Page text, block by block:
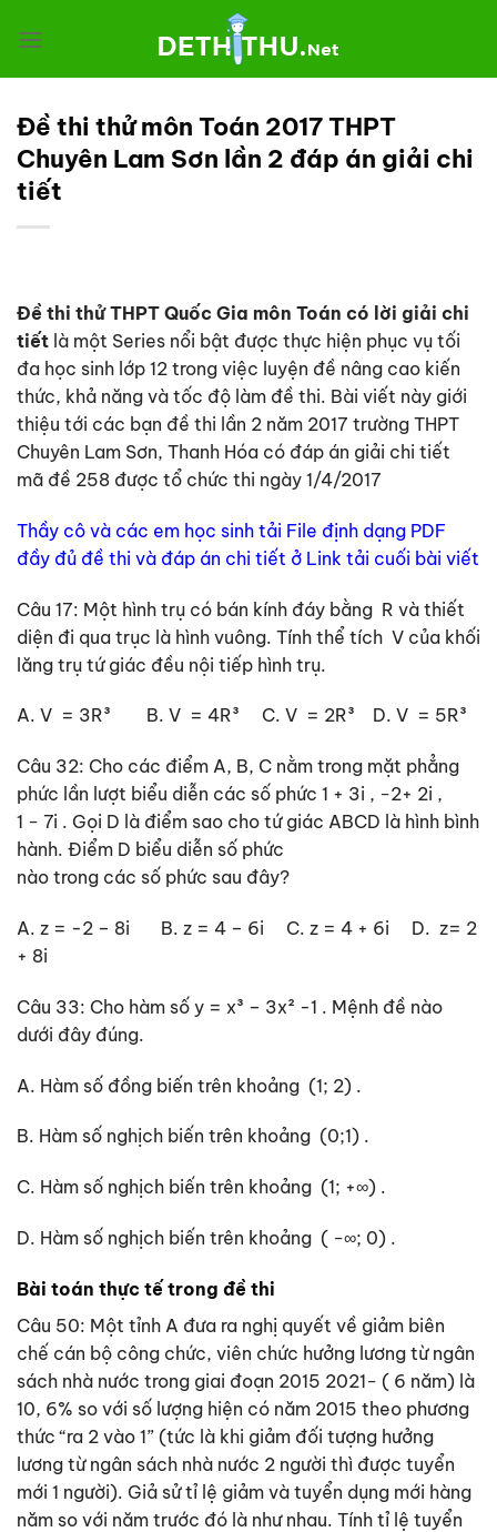
đến
Đề thi thử môn Toán 2017 THPT
Chuyên Lam Sơn lần 2 đáp án giải chi
tiết
Đề thi thử THPT Quốc Gia môn Toán có lời giải chi
tiết là một Series nổi bật được thực hiện phục vụ tối
đa học sinh lớp 12 trong việc luyện đề nâng cao kiến
thức, khả năng và tốc độ làm đề thi. Bài viết này giới
thiệu tới các bạn đề thi lần 2 năm 2017 trường THPT
Chuyên Lam Sơn, Thanh Hóa có đáp án giải chi tiết
mã đề 258 được tổ chức thi ngày 1/4/2017
Thầy cô và các em học sinh tải File định dạng PDF
đầy đủ đề thi và đáp án chi tiết ở Link tải cuối bài viết
Câu 17: Một hình trụ có bán kính đáy bằng R và thiết
diện đi qua trục là hình vuông. Tính thể tích V của khối
lăng trụ tứ giác đều nội tiếp hình trụ.
A. V = 3R³ B. V = 4R³ C. V = 2R³ D. V = 5R³
Câu 32: Cho các điểm A, B, C nằm trong mặt phẳng
phức lần lượt biểu diễn các số phức 1 + 3i , −2+ 2i ,
1 − 7i . Gọi D là điểm sao cho tứ giác ABCD là hình bình
hành. Điểm D biểu diễn số phức
nào trong các số phức sau đây?
A. z = -2 – 8i B. z = 4 – 6i C. z = 4 + 6i D. z= 2
+ 8i
Câu 33: Cho hàm số y = x³ – 3x² -1 . Mệnh đề nào
dưới đây đúng.
A. Hàm số đồng biến trên khoảng (1; 2) .
B. Hàm số nghịch biến trên khoảng (0;1) .
C. Hàm số nghịch biến trên khoảng (1; +∞) .
D. Hàm số nghịch biến trên khoảng ( −∞; 0) .
Bài toán thực tế trong đề thi
Câu 50: Một tỉnh A đưa ra nghị quyết về giảm biên
chế cán bộ công chức, viên chức hưởng lương từ ngân
sách nhà nước trong giai đoạn 2015 2021− ( 6 năm) là
10, 6% so với số lượng hiện có năm 2015 theo phương
thức “ra 2 vào 1” (tức là khi giảm đối tượng hưởng
lương từ ngân sách nhà nước 2 người thì được tuyển
mới 1 người). Giả sử tỉ lệ giảm và tuyển dụng mới hàng
năm so với năm trước đó là như nhau. Tính tỉ lệ tuyển